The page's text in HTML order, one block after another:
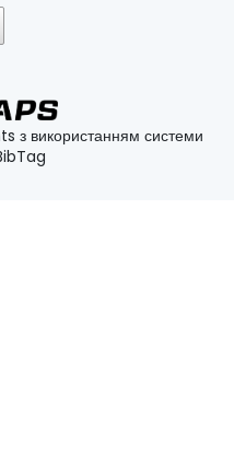
з використанням системи